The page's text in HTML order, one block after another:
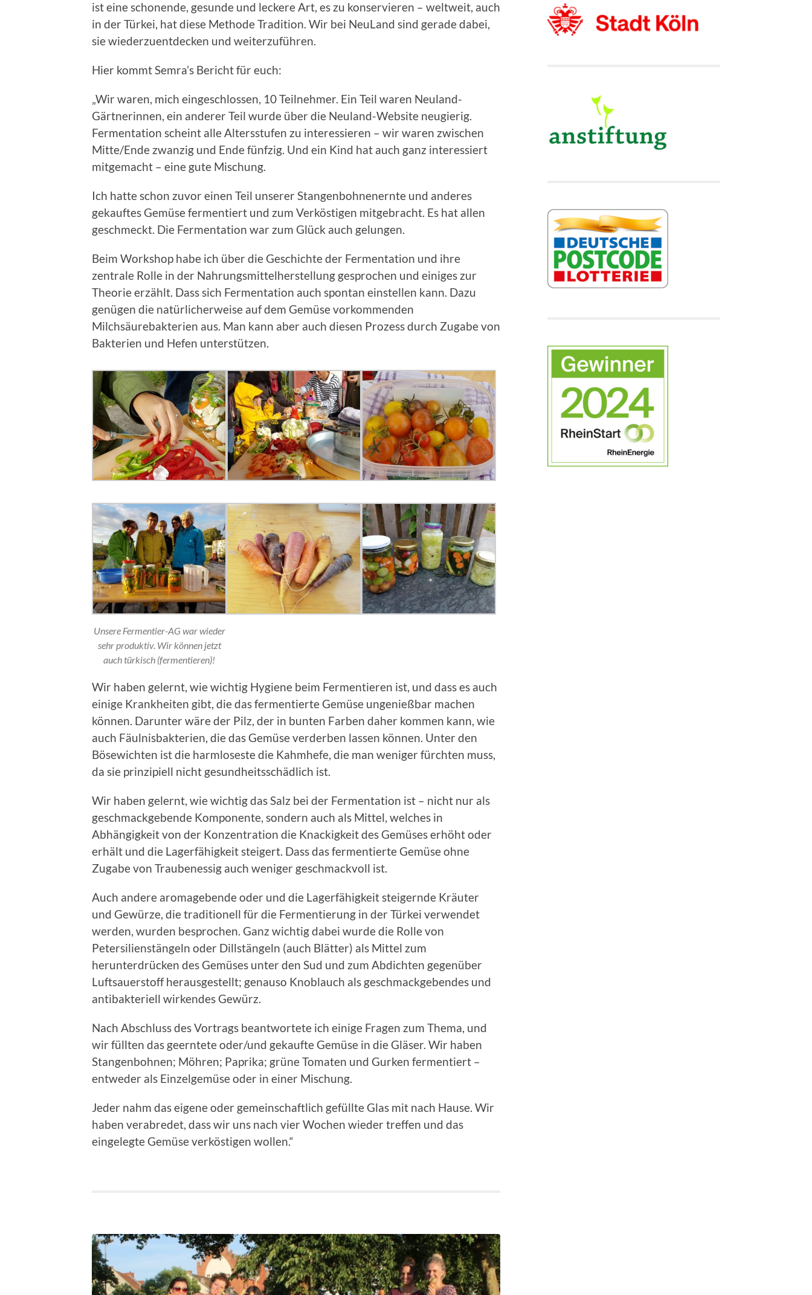
ist eine schonende, gesunde und leckere Art, es zu konservieren – weltweit, auch
in der Türkei, hat diese Methode Tradition. Wir bei NeuLand sind gerade dabei,
sie wiederzuentdecken und weiterzuführen.
Hier kommt Semra’s Bericht für euch:
„Wir waren, mich eingeschlossen, 10 Teilnehmer. Ein Teil waren Neuland-
Gärtnerinnen, ein anderer Teil wurde über die Neuland-Website neugierig.
Fermentation scheint alle Altersstufen zu interessieren – wir waren zwischen
Mitte/Ende zwanzig und Ende fünfzig. Und ein Kind hat auch ganz interessiert
mitgemacht – eine gute Mischung.
Ich hatte schon zuvor einen Teil unserer Stangenbohnenernte und anderes
gekauftes Gemüse fermentiert und zum Verköstigen mitgebracht. Es hat allen
geschmeckt. Die Fermentation war zum Glück auch gelungen.
Beim Workshop habe ich über die Geschichte der Fermentation und ihre
zentrale Rolle in der Nahrungsmittelherstellung gesprochen und einiges zur
Theorie erzählt. Dass sich Fermentation auch spontan einstellen kann. Dazu
genügen die natürlicherweise auf dem Gemüse vorkommenden
Milchsäurebakterien aus. Man kann aber auch diesen Prozess durch Zugabe von
Bakterien und Hefen unterstützen.
Unsere Fermentier-AG war wieder
sehr produktiv. Wir können jetzt
auch türkisch (fermentieren)!
Wir haben gelernt, wie wichtig Hygiene beim Fermentieren ist, und dass es auch
einige Krankheiten gibt, die das fermentierte Gemüse ungenießbar machen
können. Darunter wäre der Pilz, der in bunten Farben daher kommen kann, wie
auch Fäulnisbakterien, die das Gemüse verderben lassen können. Unter den
Bösewichten ist die harmloseste die Kahmhefe, die man weniger fürchten muss,
da sie prinzipiell nicht gesundheitsschädlich ist.
Wir haben gelernt, wie wichtig das Salz bei der Fermentation ist – nicht nur als
geschmackgebende Komponente, sondern auch als Mittel, welches in
Abhängigkeit von der Konzentration die Knackigkeit des Gemüses erhöht oder
erhält und die Lagerfähigkeit steigert. Dass das fermentierte Gemüse ohne
Zugabe von Traubenessig auch weniger geschmackvoll ist.
Auch andere aromagebende oder und die Lagerfähigkeit steigernde Kräuter
und Gewürze, die traditionell für die Fermentierung in der Türkei verwendet
werden, wurden besprochen. Ganz wichtig dabei wurde die Rolle von
Petersilienstängeln oder Dillstängeln (auch Blätter) als Mittel zum
herunterdrücken des Gemüses unter den Sud und zum Abdichten gegenüber
Luftsauerstoff herausgestellt; genauso Knoblauch als geschmackgebendes und
antibakteriell wirkendes Gewürz.
Nach Abschluss des Vortrags beantwortete ich einige Fragen zum Thema, und
wir füllten das geerntete oder/und gekaufte Gemüse in die Gläser. Wir haben
Stangenbohnen; Möhren; Paprika; grüne Tomaten und Gurken fermentiert –
entweder als Einzelgemüse oder in einer Mischung.
Jeder nahm das eigene oder gemeinschaftlich gefüllte Glas mit nach Hause. Wir
haben verabredet, dass wir uns nach vier Wochen wieder treffen und das
eingelegte Gemüse verköstigen wollen.“